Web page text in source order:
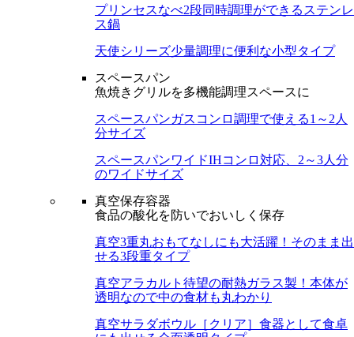
プリンセスなべ2段同時調理ができるステンレ
ス鍋
天使シリーズ少量調理に便利な小型タイプ
スペースパン
魚焼きグリルを多機能調理スペースに
スペースパンガスコンロ調理で使える1～2人
分サイズ
スペースパンワイドIHコンロ対応、2～3人分
のワイドサイズ
真空保存容器
食品の酸化を防いでおいしく保存
真空3重丸おもてなしにも大活躍！そのまま出
せる3段重タイプ
真空アラカルト 待望の耐熱ガラス製！本体が
透明なので中の食材も丸わかり
真空サラダボウル［クリア］ 食器として食卓